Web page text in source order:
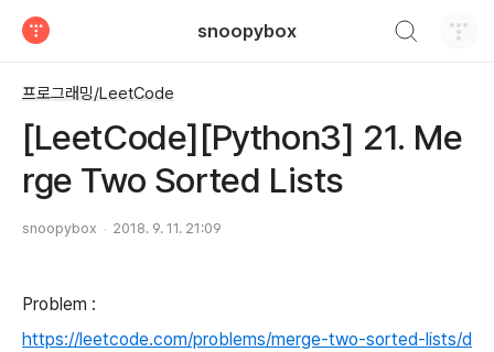
snoopybox
프로그래밍/LeetCode
[LeetCode][Python3] 21. Me
rge Two Sorted Lists
snoopybox 2018. 9. 11. 21:09
Problem :
https://leetcode.com/problems/merge-two-sorted-lists/d